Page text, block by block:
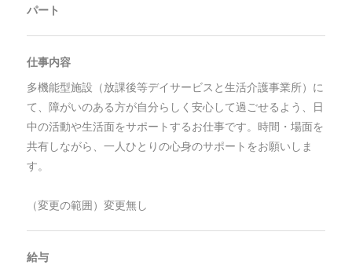
パート
仕事内容
多機能型施設（放課後等デイサービスと生活介護事業所）に
て、障がいのある方が自分らしく安心して過ごせるよう、日
中の活動や生活面をサポートするお仕事です。時間・場面を
共有しながら、一人ひとりの心身のサポートをお願いしま
す。
（変更の範囲）変更無し
給与